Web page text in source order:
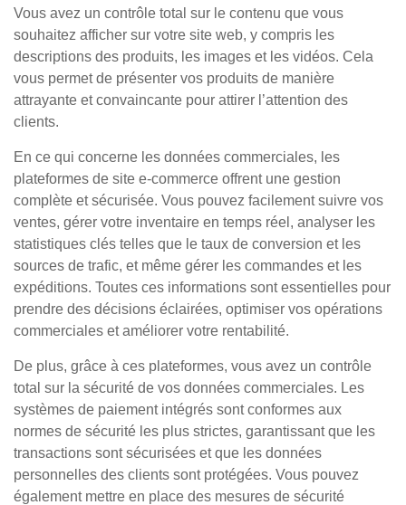
Vous avez un contrôle total sur le contenu que vous
souhaitez afficher sur votre site web, y compris les
descriptions des produits, les images et les vidéos. Cela
vous permet de présenter vos produits de manière
attrayante et convaincante pour attirer l’attention des
clients.
En ce qui concerne les données commerciales, les
plateformes de site e-commerce offrent une gestion
complète et sécurisée. Vous pouvez facilement suivre vos
ventes, gérer votre inventaire en temps réel, analyser les
statistiques clés telles que le taux de conversion et les
sources de trafic, et même gérer les commandes et les
expéditions. Toutes ces informations sont essentielles pour
prendre des décisions éclairées, optimiser vos opérations
commerciales et améliorer votre rentabilité.
De plus, grâce à ces plateformes, vous avez un contrôle
total sur la sécurité de vos données commerciales. Les
systèmes de paiement intégrés sont conformes aux
normes de sécurité les plus strictes, garantissant que les
transactions sont sécurisées et que les données
personnelles des clients sont protégées. Vous pouvez
également mettre en place des mesures de sécurité